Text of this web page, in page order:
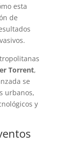
esta
de
Torrent,
se
urbanos,
y